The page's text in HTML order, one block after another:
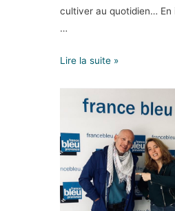
cultiver au quotidien…
…
Lire la suite »